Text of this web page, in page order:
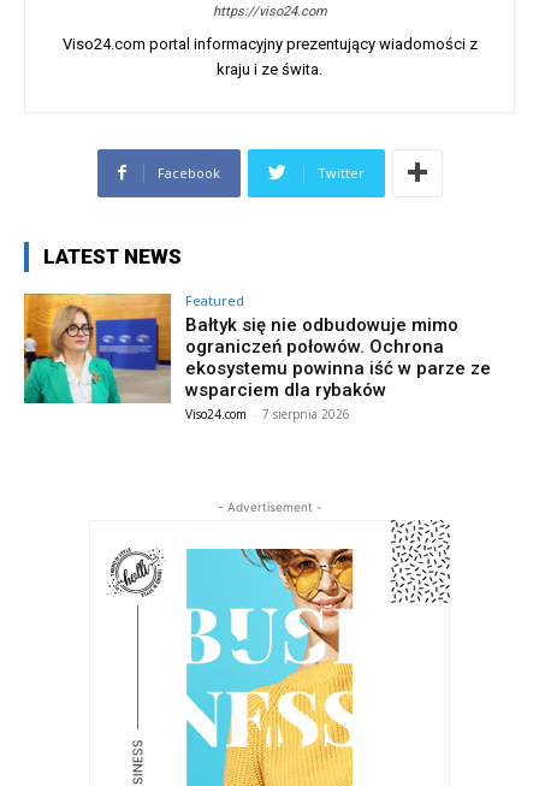
https://viso24.com
Viso24.com portal informacyjny prezentujący wiadomości z
kraju i ze świta.
Facebook Twitter
LATEST NEWS
Featured
Bałtyk się nie odbudowuje mimo
ograniczeń połowów. Ochrona
ekosystemu powinna iść w parze ze
wsparciem dla rybaków
Viso24.com - 7 sierpnia 2026
- Advertisement -